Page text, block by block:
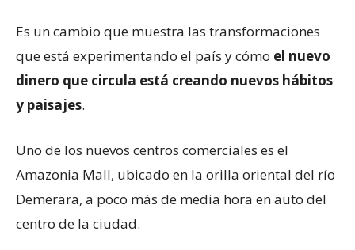
Es un cambio que muestra las transformaciones
que está experimentando el país y cómo el nuevo
dinero que circula está creando nuevos hábitos
y paisajes.
Uno de los nuevos centros comerciales es el
Amazonia Mall, ubicado en la orilla oriental del río
Demerara, a poco más de media hora en auto del
centro de la ciudad.